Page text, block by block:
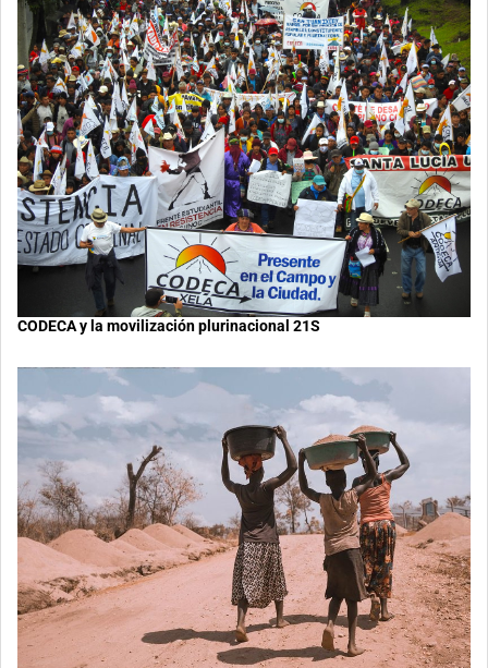
CODECA y la movilización plurinacional 21S